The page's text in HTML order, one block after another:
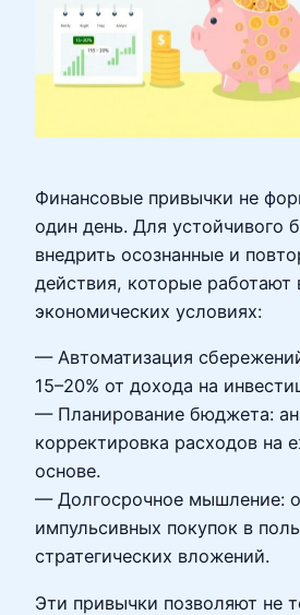
Финансовые привычки не
один день. Для устойчивого
внедрить осознанные и
действия, которые
экономических условиях:
— Автоматизация
15–20% от дохода на
— Планирование бюджета:
корректировка расходов на
основе.
— Долгосрочное мышление:
импульсивных покупок в
стратегических вложений.
Эти привычки позволяют не